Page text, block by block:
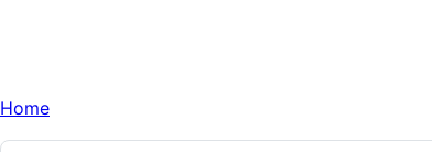
Home